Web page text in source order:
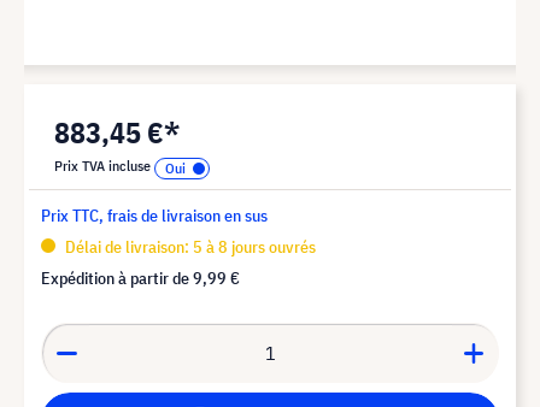
883,45 €*
Prix TVA incluse
Prix TTC, frais de livraison en sus
Délai de livraison: 5 à 8 jours ouvrés
Expédition à partir de9,99 €